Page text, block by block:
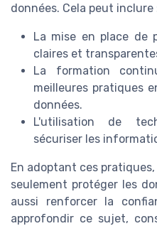
données. Cela peut inclure
La mise en place de
claires et
La formation
meilleures pratiques
données.
L'utilisation de
sécuriser les
En adoptant ces
seulement protéger les
aussi renforcer la
approfondir ce sujet,